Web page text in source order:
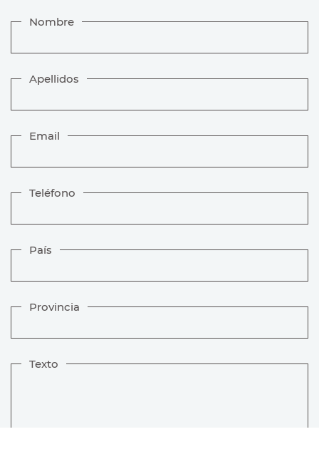
Nombre
Apellidos
Email
Teléfono
País
Provincia
Texto